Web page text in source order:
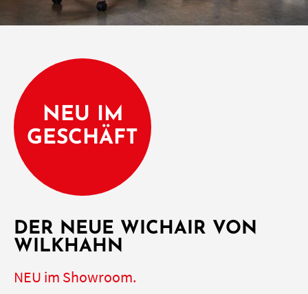
NEU IM
GESCHÄFT
DER NEUE WICHAIR VON
WILKHAHN
NEU im Showroom.